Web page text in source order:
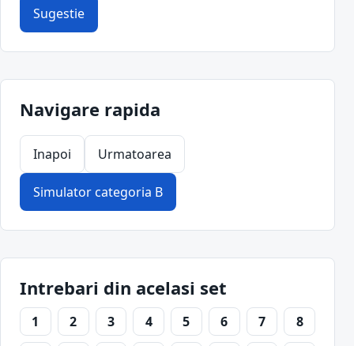
Sugestie
Navigare rapida
Inapoi Urmatoarea
Simulator categoria B
Intrebari din acelasi set
1 2 3 4 5 6 7
8